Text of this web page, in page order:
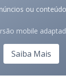
ou
mobile
Saiba Mais